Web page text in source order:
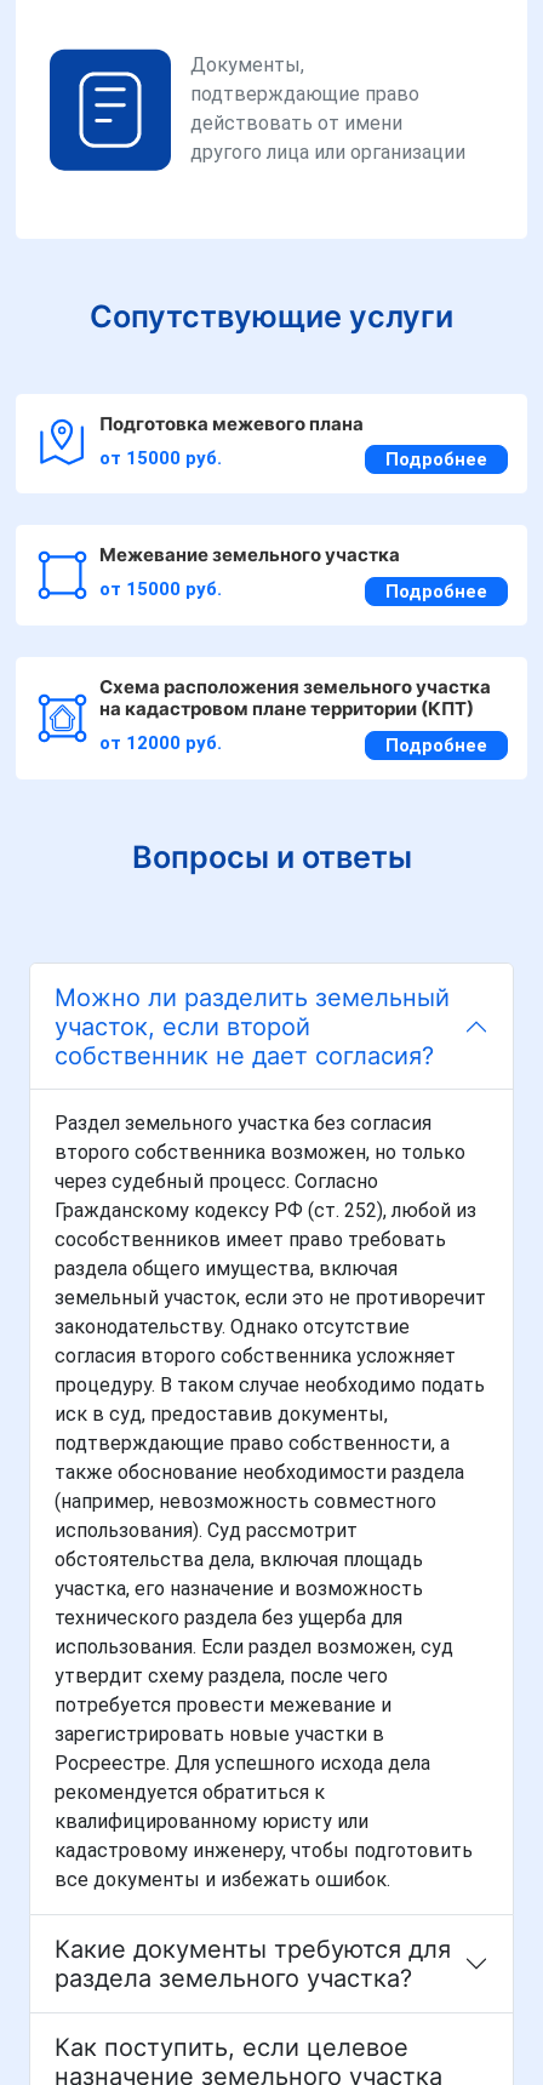
Документы,
подтверждающие право
действовать от имени
другого лица или организации
Сопутствующие услуги
Подготовка межевого плана
от 15000 руб. Подробнее
Межевание земельного участка
от 15000 руб. Подробнее
Схема расположения земельного участка
на кадастровом плане территории (КПТ)
от 12000 руб. Подробнее
Вопросы и ответы
Можно ли разделить земельный
участок, если второй
собственник не дает согласия?
Раздел земельного участка без согласия
второго собственника возможен, но только
через судебный процесс. Согласно
Гражданскому кодексу РФ (ст. 252), любой из
сособственников имеет право требовать
раздела общего имущества, включая
земельный участок, если это не противоречит
законодательству. Однако отсутствие
согласия второго собственника усложняет
процедуру. В таком случае необходимо подать
иск в суд, предоставив документы,
подтверждающие право собственности, а
также обоснование необходимости раздела
(например, невозможность совместного
использования). Суд рассмотрит
обстоятельства дела, включая площадь
участка, его назначение и возможность
технического раздела без ущерба для
использования. Если раздел возможен, суд
утвердит схему раздела, после чего
потребуется провести межевание и
зарегистрировать новые участки в
Росреестре. Для успешного исхода дела
рекомендуется обратиться к
квалифицированному юристу или
кадастровому инженеру, чтобы подготовить
все документы и избежать ошибок.
Какие документы требуются для
раздела земельного участка?
Как поступить, если целевое
назначение земельного участка